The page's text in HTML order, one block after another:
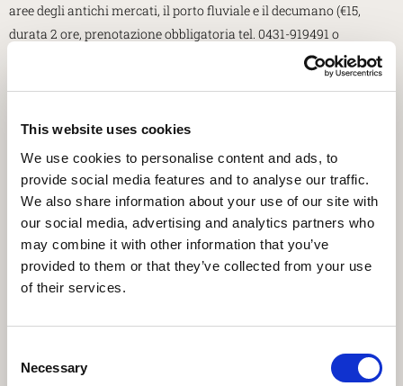
This website uses cookies
We use cookies to personalise content and ads, to
provide social media features and to analyse our traffic.
We also share information about your use of our site with
our social media, advertising and analytics partners who
may combine it with other information that you’ve
provided to them or that they’ve collected from your use
of their services.
Selection
Necessary
aree degli antichi mercati, il porto fluviale e il decumano (€15,
durata 2 ore, prenotazione obbligatoria tel. 0431-919491 o
Nel corso della giornata in programma, a cura di
prenotazione obbligatoria tel. 0431-919491 o
info.aquileia@promoturismo.fvg.it) e le visite della Domus di Tito
Dalle 14.30 alle 18.30 apertura straordinaria del Museo
Paleocristiano a ingresso gratuito e alle ore 16.00 è possibile
partecipare alla visita guidata gratuita (prenotazione obbligatoria
Alle ore 17.00, in occasione dell’anno del centenario del Milite